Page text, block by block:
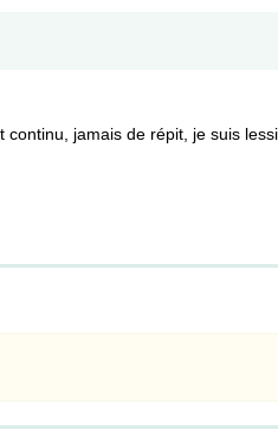
jamais de répit, je suis